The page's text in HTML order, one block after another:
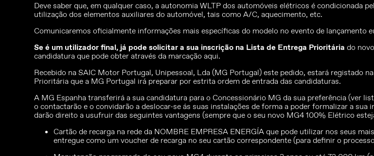
Deve saber que, em qualquer caso, a autonomia WLTP dos automóveis elétricos é condicionada
utilização dos elementos auxiliares do automóvel, tais como A/C, aquecimento, etc.
Comunicaremos oficialmente informações mais específicas do modelo no evento de lançamento
Se é um utilizador final, já pode solicitar a sua inscrição na Lista de Entrega Prioritária do
candidatura que pode obter através da marcação aqui.
Recebido na SAIC Motor Portugal, Unipessoal, Lda (MG Portugal) este pedido, estará registado
Prioritária que a MG Portugal irá preparar por estrita ordem de entrada das candidaturas.
A MG Espanha transferirá a sua candidatura para o Concessionário MG da sua preferência (ver
o contactarão e o convidarão a deslocar-se ás suas instalações de forma a poder formalizar a
darão direito a usufruir das seguintes vantagens (sempre que o seu novo MG4 100% Elétrico
Cartão de recarga na rede da NOMBRE EMPRESA ENERGÍA que pode utilizar nos seus
entregue como um voucher de recarga no seu cartão correspondente (para definir o